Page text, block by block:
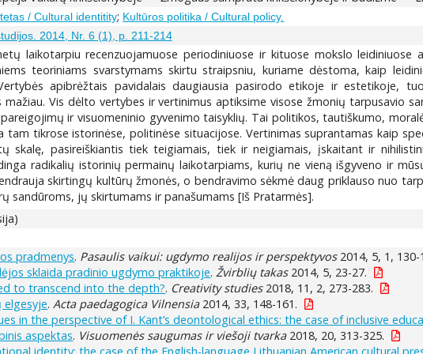
/ Cultural identitity; Kultūros politika / Cultural policy.
2014, Nr. 6 (1), p. 211-214
laikotarpiu recenzuojamuose periodiniuose ir kituose mokslo
teoriniams svarstymams skirtu straipsniu, kuriame dėstoma, kaip
apibrėžtais pavidalais daugiausia pasirodo etikoje ir estetikoje,
Vis dėlto vertybes ir vertinimus aptiksime visose žmonių tarpusavio
ir visuomeninio gyvenimo taisyklių. Tai politikos, tautiškumo,
tam tikrose istorinėse, politinėse situacijose. Vertinimas suprantamas kaip
skalę, pasireiškiantis tiek teigiamais, tiek ir neigiamais, įskaitant ir
radikalių istorinių permainų laikotarpiams, kurių ne vieną išgyveno ir
skirtingų kultūrų žmonės, o bendravimo sėkmė daug priklauso nuo
sandūroms, jų skirtumams ir panašumams [Iš Pratarmės].
pradmenys. Pasaulis vaikui: ugdymo realijos ir perspektyvos2014, 5, 1, 130-
sklaida pradinio ugdymo praktikoje. Žvirblių takas2014, 5, 23-27.
to transcend into the depth?. Creativity studies2018, 11, 2, 273-283.
elgesyje. Acta paedagogica Vilnensia2014, 33, 148-161.
in the perspective of I. Kant’s deontological ethics: the case of inclusive
aspektas. Visuomenės saugumas ir viešoji tvarka2018, 20, 313-325.
identity: the case of the English-language Lithuanian American cultural